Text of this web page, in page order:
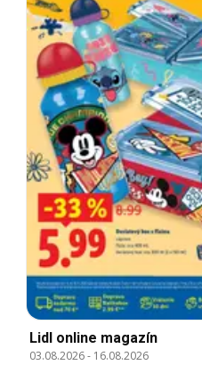
Lidl online magazín
03.08.2026- 16.08.2026